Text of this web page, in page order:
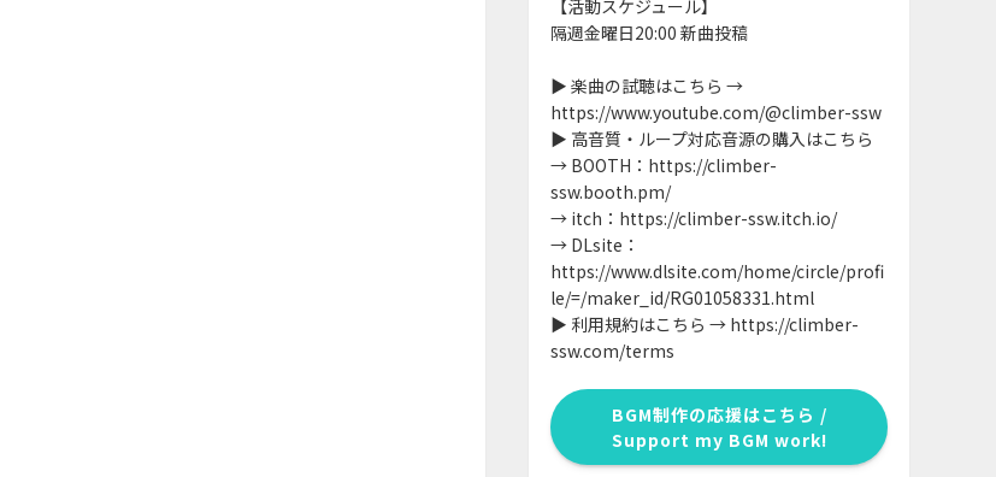
【活動スケジュール】
隔週金曜日20:00 新曲投稿
▶ 楽曲の試聴はこちら →
https://www.youtube.com/@climber-ssw
▶ 高音質・ループ対応音源の購入はこちら
→ BOOTH：https://climber-
ssw.booth.pm/
→ itch：https://climber-ssw.itch.io/
→ DLsite：
https://www.dlsite.com/home/circle/profi
le/=/maker_id/RG01058331.html
▶ 利用規約はこちら → https://climber-
ssw.com/terms
BGM制作の応援はこちら /
Support my BGM work!